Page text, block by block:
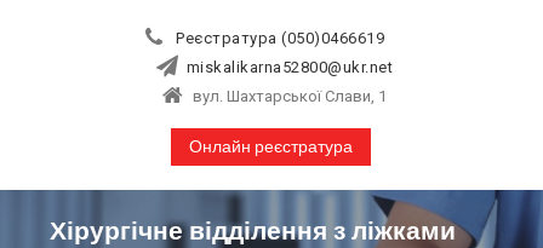
Реєстратура (050)0466619
miskalikarna52800@ukr.net
вул. Шахтарської Слави, 1
Онлайн реєстратура
Хірургічне відділення з ліжками